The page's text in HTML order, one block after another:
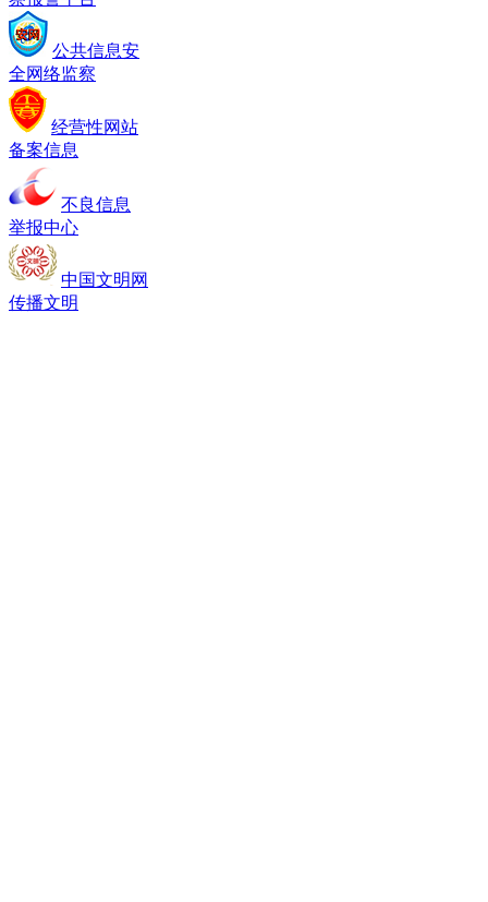
公共信息安
全网络监察
经营性网站
备案信息
不良信息
举报中心
中国文明网
传播文明